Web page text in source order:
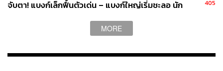
จับตา! แบงก์เล็กฟื้นตัวเด่น – แบงก์ใหญ่เริ่มชะลอ นัก
405
MORE